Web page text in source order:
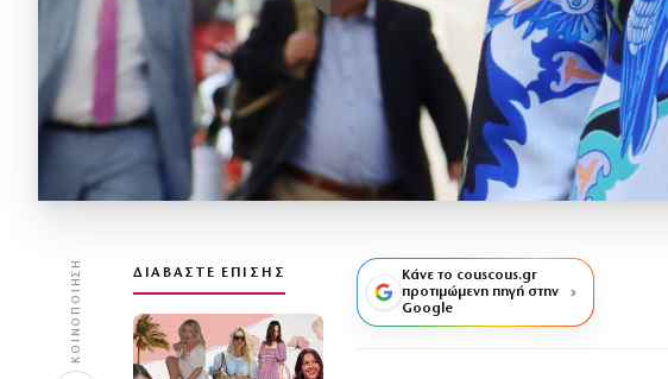
ΚΟΙΝΟΠΟΊΗΣΗ ΔΙΑΒΆΣΤΕ ΕΠΊΣΗΣ
Κάνε το couscous.gr
προτιμώμενη πηγή στην
Google